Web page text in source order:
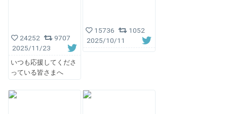
24252
9707
2025/11/23
いつも応援してくださ
っている皆さまへ
15736
1052
2025/10/11